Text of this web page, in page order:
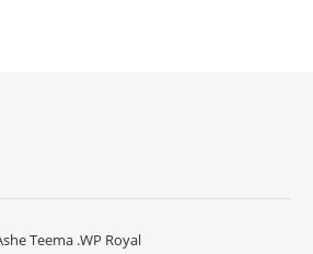
Teema .WP Royal